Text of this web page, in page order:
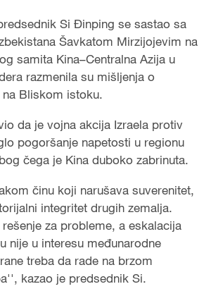
Si Đinping se sastao sa
Šavkatom Mirzijojevim na
samita Kina–Centralna Azija u
razmenila su mišljenja o
Bliskom istoku.
da je vojna akcija Izraela protiv
pogoršanje napetosti u regionu
čega je Kina duboko zabrinuta.
činu koji narušava suverenitet,
integritet drugih zemalja.
za probleme, a eskalacija
nije u interesu međunarodne
treba da rade na brzom
kazao je predsednik Si.